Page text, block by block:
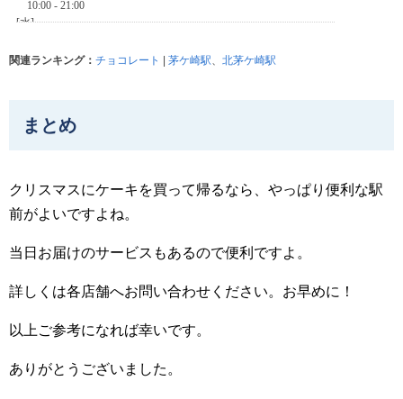
関連ランキング： チョコレート 茅ケ崎駅、 北茅ケ崎駅
まとめ
クリスマスにケーキを買って帰るなら、やっぱり便利な駅
前がよいですよね。
当日お届けのサービスもあるので便利ですよ。
詳しくは各店舗へお問い合わせください。お早めに！
以上ご参考になれば幸いです。
ありがとうございました。